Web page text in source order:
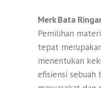
Merk Bata
Pemilihan
tepat
menentukan
efisiensi sebuah